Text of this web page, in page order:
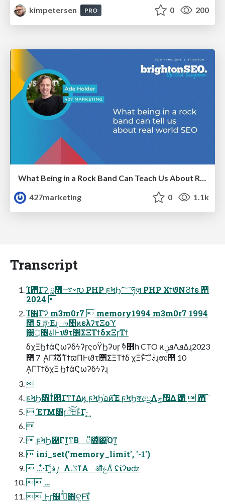
kimpetersen
PRO 0 200
What Being in a Rock Band Can Teach Us About Real World SEO
427marketing
0 1.1k
Transcript
Ί΋Γʔ ྩ࿨࠷৽൛ PHP ϝϞϦ؅ཧज़ PHP ΧϯϑΝϨϯε ؔ੢
2024 
Ί΋Γʔ m3m0r7  memory1994 m3m0r7 1994
೥ 5 ݄ੜ·Εɻෳ਺ͷελʔτΞοϓ
΍্৔اۀͰιϑτ΢ΣΞΤϯδχΞɼΤϯ
δχΞϦϯάϚωʔδϟʔɼςοΫϦʔυɼ ࣥߦ໾һ CTO ͷܦݧΛܦΔɻ2023
೥ 7 ݄ ΑΓגࣜձࣾΤϯϖΠͰιϑτ΢ΣΞΤϯδ χΞͱͯ͠ैࣄɻಉ೥ 10
݄ΑΓΤϯδχΞ ϦϯάϚωʔδϟʔɻ

ϝϞϦ͸ͳͥ଍Γͳ͘ͳΔͷ͔ ϝϞϦ֬อͷ͘͠Έ ϝϞϦফඅྔΛ࡟ݮ͢Δʹ͸  ΋͘͡
 Έͳ͞Μ͸ɼૺ۰ͨ͜͠ͱ͋Γ·͔͢

 ϝϞϦ͕଍Γͳ͍ͳΒ ૿΍ͤ͹͍͍͡Όͳ͍
 ini_set('memory_limit', '-1')
 …͋·Γڧ͍ݴ༿Λݣ͏ͳΑ ऑ͘ݟ͑Δͧ ʢίʔυʣ
 …
 ͜͜Ͱɼٙ໰ʹࢥͬͨํ΋ଟ͍Ͱ͠ΐ͏